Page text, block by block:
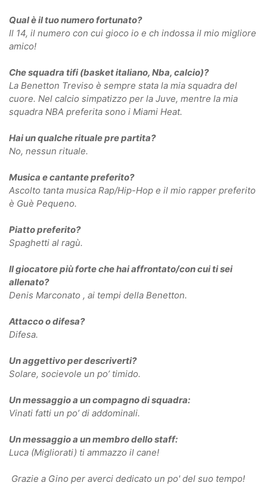
Qual è il tuo numero fortunato?
Il 14, il numero con cui gioco io e ch indossa il mio migliore
amico!
Che squadra tifi (basket italiano, Nba, calcio)?
La Benetton Treviso è sempre stata la mia squadra del
cuore. Nel calcio simpatizzo per la Juve, mentre la mia
squadra NBA preferita sono i Miami Heat.
Hai un qualche rituale pre partita?
No, nessun rituale.
Musica e cantante preferito?
Ascolto tanta musica Rap/Hip-Hop e il mio rapper preferito
è Guè Pequeno.
Piatto preferito?
Spaghetti al ragù.
Il giocatore più forte che hai affrontato/con cui ti sei
allenato?
Denis Marconato , ai tempi della Benetton.
Attacco o difesa?
Difesa.
Un aggettivo per descriverti?
Solare, socievole un po’ timido.
Un messaggio a un compagno di squadra:
Vinati fatti un po’ di addominali.
Un messaggio a un membro dello staff:
Luca (Migliorati) ti ammazzo il cane!
Grazie a Gino per averci dedicato un po' del suo tempo!